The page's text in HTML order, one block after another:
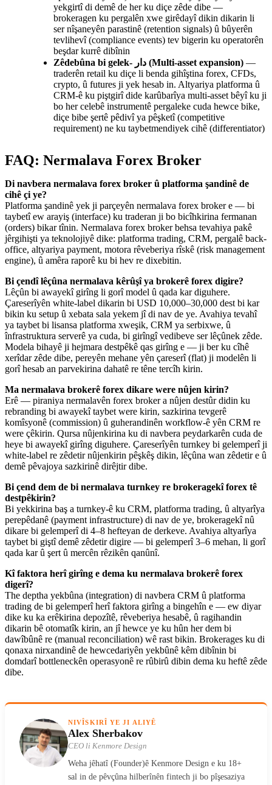
yekgirtî di demê de her ku diçe zêde dibe —
brokeragen ku pergalên xwe girêdayî dikin dikarin li
ser nîşaneyên parastinê (retention signals) û bûyerên
tevlihevî (compliance events) tev bigerin ku operatorên
beşdar kurrê dibînin
Zêdebûna bi gelek- دار (Multi-asset expansion) —
traderên retail ku diçe li benda gihîştina forex, CFDs,
crypto, û futures ji yek hesab in. Altyariya platforma û
CRM-ê ku piştgirî dide karûbarîya multi-asset bêyî ku ji
bo her celebê instrumentê pergaleke cuda hewce bike,
diçe bibe şertê pêdivî ya pêşketî (competitive
requirement) ne ku taybetmendiyek cihê (differentiator)
FAQ: Nermalava Forex Broker
Di navbera nermalava forex broker û platforma şandinê de
cihê çi ye?
Platforma şandinê yek ji parçeyên nermalava forex broker e — bi
taybetî ew arayiş (interface) ku traderan ji bo bicîhkirina fermanan
(orders) bikar tînin. Nermalava forex broker behsa tevahiya pakê
jêrgihişti ya teknolojiyê dike: platforma trading, CRM, pergalê back-
office, altyariya payment, motora rêveberiya rîskê (risk management
engine), û amêra raporê ku bi hev re dixebitin.
Bi çendî lêçûna nermalava kêrûşî ya brokerê forex digire?
Lêçûn bi awayekî girîng li gorî model û qada kar diguhere.
Çareserîyên white-label dikarin bi USD 10,000–30,000 dest bi kar
bikin ku setup û xebata sala yekem jî di nav de ye. Avahiya tevahî
ya taybet bi lisansa platforma xweşik, CRM ya serbixwe, û
înfrastruktura serverê ya cuda, bi girîngî vedibeve ser lêçûnek zêde.
Modela bihayê ji hejmara destpêkê qas girîng e — ji ber ku cîhê
xerîdar zêde dibe, pereyên mehane yên çareserî (flat) ji modelên li
gorî hesab an parvekirina dahatê re têne tercîh kirin.
Ma nermalava brokerê forex dikare were nûjen kirin?
Erê — piraniya nermalavên forex broker a nûjen destûr didin ku
rebranding bi awayekî taybet were kirin, sazkirina tevgerê
komîsyonê (commission) û guherandinên workflow-ê yên CRM re
were çêkirin. Qursa nûjenkirina ku di navbera peydarkarên cuda de
heye bi awayekî girîng diguhere. Çareserîyên turnkey bi gelemperî ji
white-label re zêdetir nûjenkirin pêşkêş dikin, lêçûna wan zêdetir e û
demê pêvajoya sazkirinê dirêjtir dibe.
Bi çend dem de bi nermalava turnkey re brokeragekî forex tê
destpêkirin?
Bi yekkirina baş a turnkey-ê ku CRM, platforma trading, û altyarîya
perepêdanê (payment infrastructure) di nav de ye, brokeragekî nû
dikare bi gelemperî di 4–8 hefteyan de derkeve. Avahiya altyarîya
taybet bi giştî demê zêdetir digire — bi gelemperî 3–6 mehan, li gorî
qada kar û şert û mercên rêzikên qanûnî.
Kî faktora herî girîng e dema ku nermalava brokerê forex
digerî?
The deptha yekbûna (integration) di navbera CRM û platforma
trading de bi gelemperî herî faktora girîng a bingehîn e — ew diyar
dike ku ka erêkirina depozîtê, rêveberiya hesabê, û ragihandin
dikarin bê otomatîk kirin, an jî hewce ye ku hûn her dem bi
dawîbûnê re (manual reconciliation) wê rast bikin. Brokerages ku di
qonaxa nirxandinê de hewcedariyên yekbûnê kêm dibînin bi
domdarî bottleneckên operasyonê re rûbirû dibin dema ku heftê zêde
dibe.
NIVÎSKIRÎ YE JI ALIYÊ
Alex Sherbakov
CEO li Kenmore Design
Weha jêhatî (Founder)ê Kenmore Design e ku 18+
sal in de pêvçûna hilberînên fintech ji bo pîşesaziya